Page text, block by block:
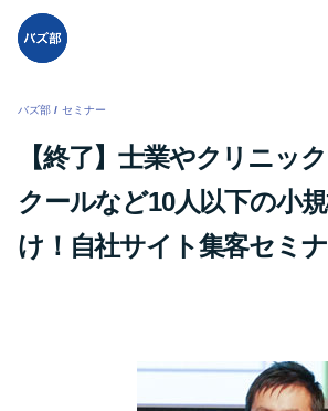
バズ部 / セミナー
【終了】士業やクリニッ
クールなど10人以下の小
け！自社サイト集客セミ